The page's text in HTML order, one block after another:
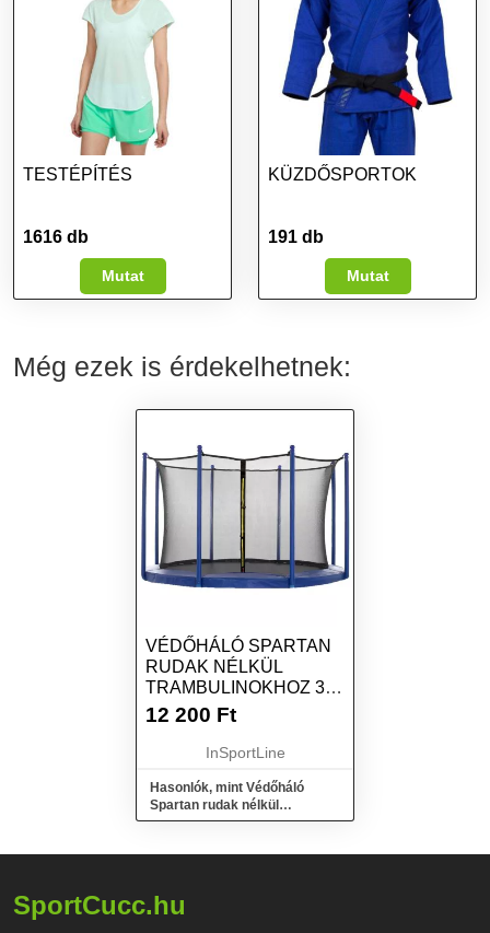
TESTÉPÍTÉS
1616 db
Mutat
KÜZDŐSPORTOK
191 db
Mutat
Még ezek is érdekelhetnek:
VÉDŐHÁLÓ SPARTAN
RUDAK NÉLKÜL
TRAMBULINOKHOZ 305
CM - 6 RÚDRA
12 200 Ft
InSportLine
Hasonlók, mint Védőháló
Spartan rudak nélkül
trambulinokhoz 305 cm - 6
SportCucc.hu